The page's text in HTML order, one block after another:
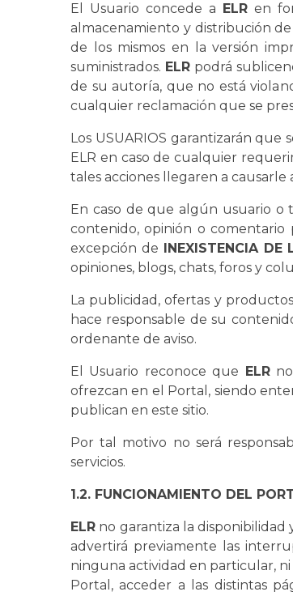
El Usuario concede a ELRen
almacenamiento y distribución
de los mismos en la versión
suministrados. ELR podrá
de su autoría, que no está
cualquier reclamación que se
Los USUARIOS garantizarán que
ELR en caso de cualquier
tales acciones llegaren a causarle
En caso de que algún usuario o
contenido, opinión o
excepción de INEXISTENCIA DE
opiniones, blogs, chats, foros y
La publicidad, ofertas y
hace responsable de su
ordenante de aviso.
El Usuario reconoce que ELRno
ofrezcan en el Portal, siendo
publican en este sitio.
Por tal motivo no será
servicios.
1.2. FUNCIONAMIENTO DEL
ELR no garantiza la
advertirá previamente las
ninguna actividad en particular,
Portal, acceder a las distintas